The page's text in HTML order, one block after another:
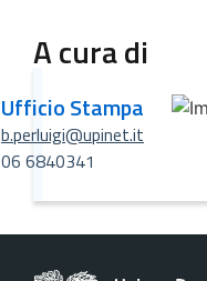
A cura di
Ufficio Stampa
b.perluigi@upinet.it
06 6840341